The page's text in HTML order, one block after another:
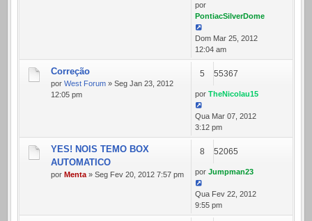
por
PontiacSilverDome
Dom Mar 25, 2012
12:04 am
Correção
por West Forum » Seg Jan 23, 2012
12:05 pm
5 55367
por TheNicolau15
Qua Mar 07, 2012
3:12 pm
YES! NOIS TEMO BOX
AUTOMATICO
por Menta » Seg Fev 20, 2012 7:57 pm
8 52065
por Jumpman23
Qua Fev 22, 2012
9:55 pm